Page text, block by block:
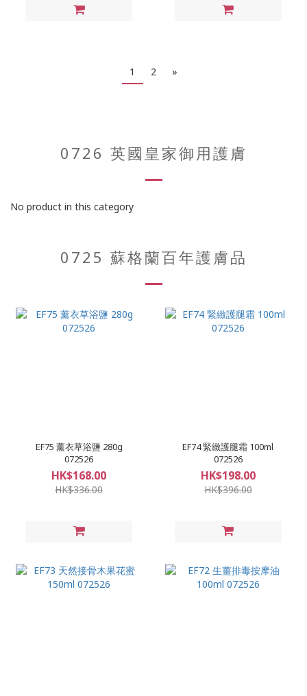
1 2 »
0726 英國皇家御用護膚
No product in this category
0725 蘇格蘭百年護膚品
EF75 薰衣草浴鹽 280g
072526
HK$168.00
HK$336.00
EF74 緊緻護腿霜 100ml
072526
HK$198.00
HK$396.00